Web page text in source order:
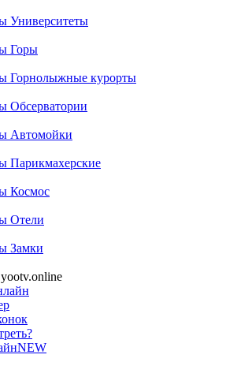
Университеты
Горы
Горнолыжные курорты
Обсерватории
Автомойки
Парикмахерские
Космос
Отели
Замки
NEW